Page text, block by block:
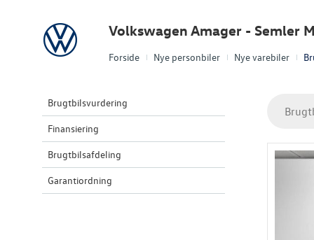
Forside Nye personbiler Nye varebiler
Volkswagen Volkswagen Amager - Semler
Brugtbilsvurdering
Finansiering
Brugtbilsafdeling
Garantiordning